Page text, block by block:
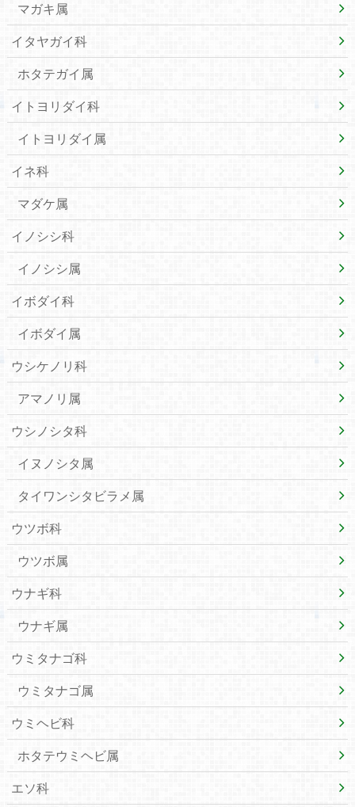
マガキ属
イタヤガイ科
ホタテガイ属
イトヨリダイ科
イトヨリダイ属
イネ科
マダケ属
イノシシ科
イノシシ属
イボダイ科
イボダイ属
ウシケノリ科
アマノリ属
ウシノシタ科
イヌノシタ属
タイワンシタビラメ属
ウツボ科
ウツボ属
ウナギ科
ウナギ属
ウミタナゴ科
ウミタナゴ属
ウミヘビ科
ホタテウミヘビ属
エソ科